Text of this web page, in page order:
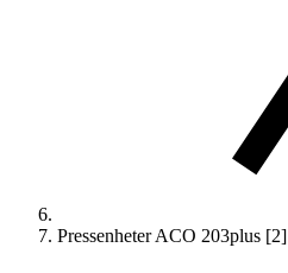
Pressenheter ACO 203plus [2]